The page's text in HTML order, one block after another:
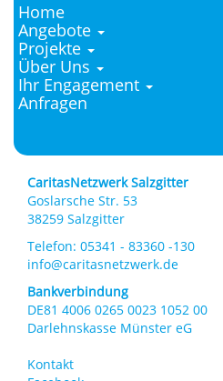
Main
Navigation
Home
Angebote
Projekte
Über Uns
Ihr Engagement
Anfragen
CaritasNetzwerk Salzgitter
Goslarsche Str. 53
38259 Salzgitter
Telefon: 05341 - 83360 -130
info@caritasnetzwerk.de
Bankverbindung
DE81 4006 0265 0023 1052 00
Darlehnskasse Münster eG
Kontakt